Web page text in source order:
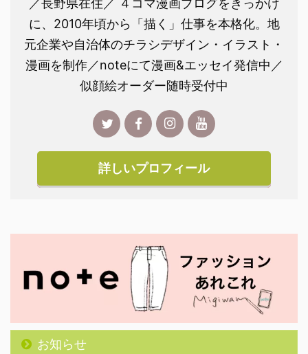
に、2010年頃から「描く」仕事を本格化。地
元企業や自治体のチラシデザイン・イラスト・
漫画を制作／noteにて漫画&エッセイ発信中／
似顔絵オーダー随時受付中
詳しいプロフィール
お知らせ